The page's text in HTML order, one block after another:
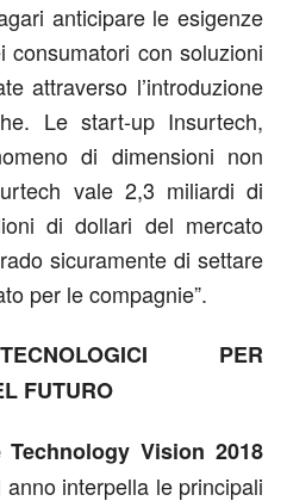
anticipare le esigenze
consumatori con soluzioni
attraverso l’introduzione
Le start-up Insurtech,
di dimensioni non
vale 2,3 miliardi di
di dollari del mercato
sicuramente di settare
per le compagnie”.
PER
FUTURO
Technology Vision 2018
anno interpella le principali